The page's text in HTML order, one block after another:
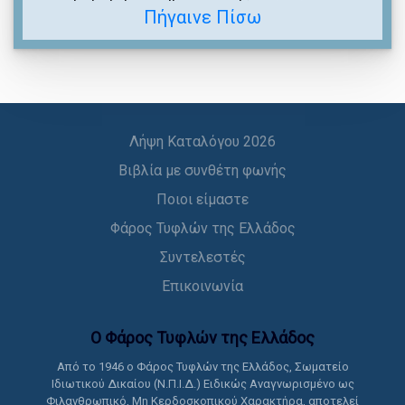
Πήγαινε Πίσω
Λήψη Καταλόγου 2026
Βιβλία με συνθέτη φωνής
Ποιοι είμαστε
Φάρος Τυφλών της Ελλάδος
Συντελεστές
Επικοινωνία
Ο Φάρος Τυφλών της Ελλάδoς
Από το 1946 ο Φάρος Τυφλών της Ελλάδος, Σωματείο
Ιδιωτικού Δικαίου (Ν.Π.Ι.Δ.) Ειδικώς Αναγνωρισμένο ως
Φιλανθρωπικό, Μη Κερδοσκοπικού Χαρακτήρα, αποτελεί